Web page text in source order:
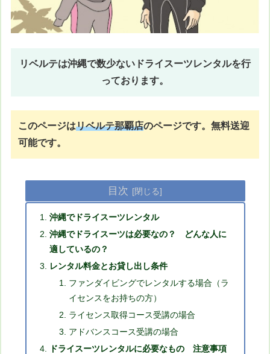
リベルテは沖縄で数少ないドライスーツレンタルを行
っております。
このページはリベルテ那覇店のページです。無料送迎
可能です。
目次
沖縄でドライスーツレンタル
沖縄でドライスーツは必要なの？ どんな人に
適しているの？
レンタル料金とお貸し出し条件
ファンダイビングでレンタルする場合（ラ
イセンスをお持ちの方）
ライセンス取得コース受講の場合
アドバンスコース受講の場合
ドライスーツレンタルに必要なもの 注意事項